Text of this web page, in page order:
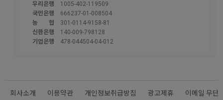
우리은행
1005-402-119509
국민은행
666237-01-008504
농협301-0114-9158-81
신한은행
140-009-798128
기업은행
478-044504-04-012
회사소개 이용약관 개인정보취급방침 광고제휴 이메일 무단